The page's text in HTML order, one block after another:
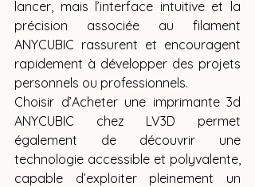
lancer, mais l’interface intuitive et la
précision associée au filament
ANYCUBIC rassurent et encouragent
rapidement à développer des projets
personnels ou professionnels.
Choisir d’Acheter une imprimante 3d
ANYCUBIC chez LV3D permet
également de découvrir une
technologie accessible et polyvalente,
capable d’exploiter pleinement un